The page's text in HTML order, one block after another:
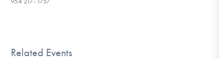
Related Events